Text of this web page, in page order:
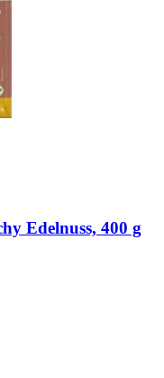
Edelnuss, 400 g